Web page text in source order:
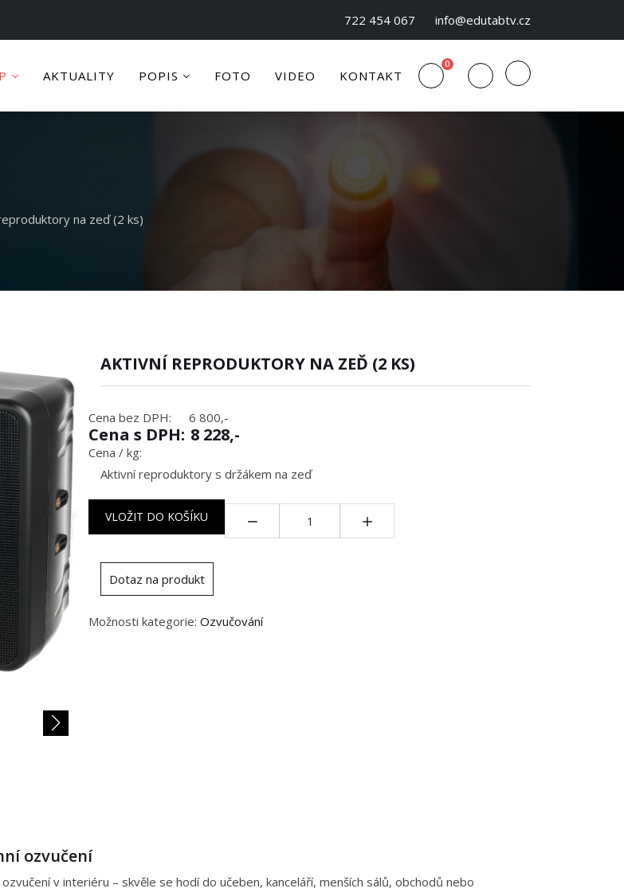
722 454 067 info@edutabtv.cz
0
AKTUALITY POPIS FOTO VIDEO KONTAKT
na zeď (2 ks)
AKTIVNÍ REPRODUKTORY NA ZEĎ (2 KS)
Cena bez DPH: 6 800,-
Cena s DPH: 8 228,-
Cena / kg:
Aktivní reproduktory s držákem na zeď
VLOŽIT DO KOŠÍKU
Dotaz na produkt
Možnosti kategorie: Ozvučování
ozvučení
v interiéru – skvěle se hodí do učeben, kanceláří, menších sálů, obchodů nebo